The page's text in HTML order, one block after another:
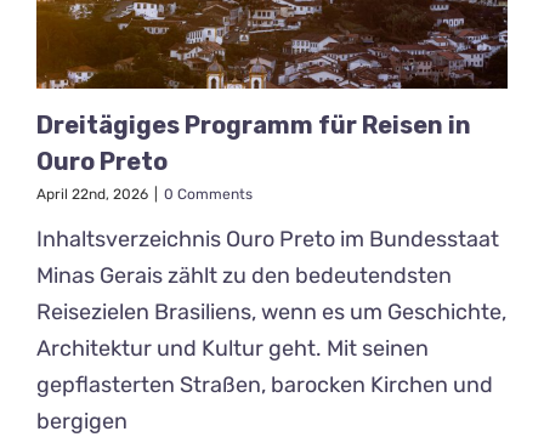
Dreitägiges Programm für Reisen in
Ouro Preto
April 22nd, 2026 0 Comments
Inhaltsverzeichnis Ouro Preto im Bundesstaat
Minas Gerais zählt zu den bedeutendsten
Reisezielen Brasiliens, wenn es um Geschichte,
Architektur und Kultur geht. Mit seinen
gepflasterten Straßen, barocken Kirchen und
bergigen